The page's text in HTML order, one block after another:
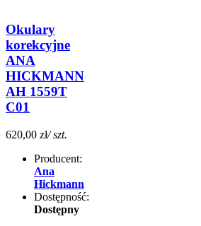
Okulary
korekcyjne
ANA
HICKMANN
AH 1559T
C01
620,00 zł/ szt.
Producent:
Ana
Hickmann
Dostępność:
Dostępny